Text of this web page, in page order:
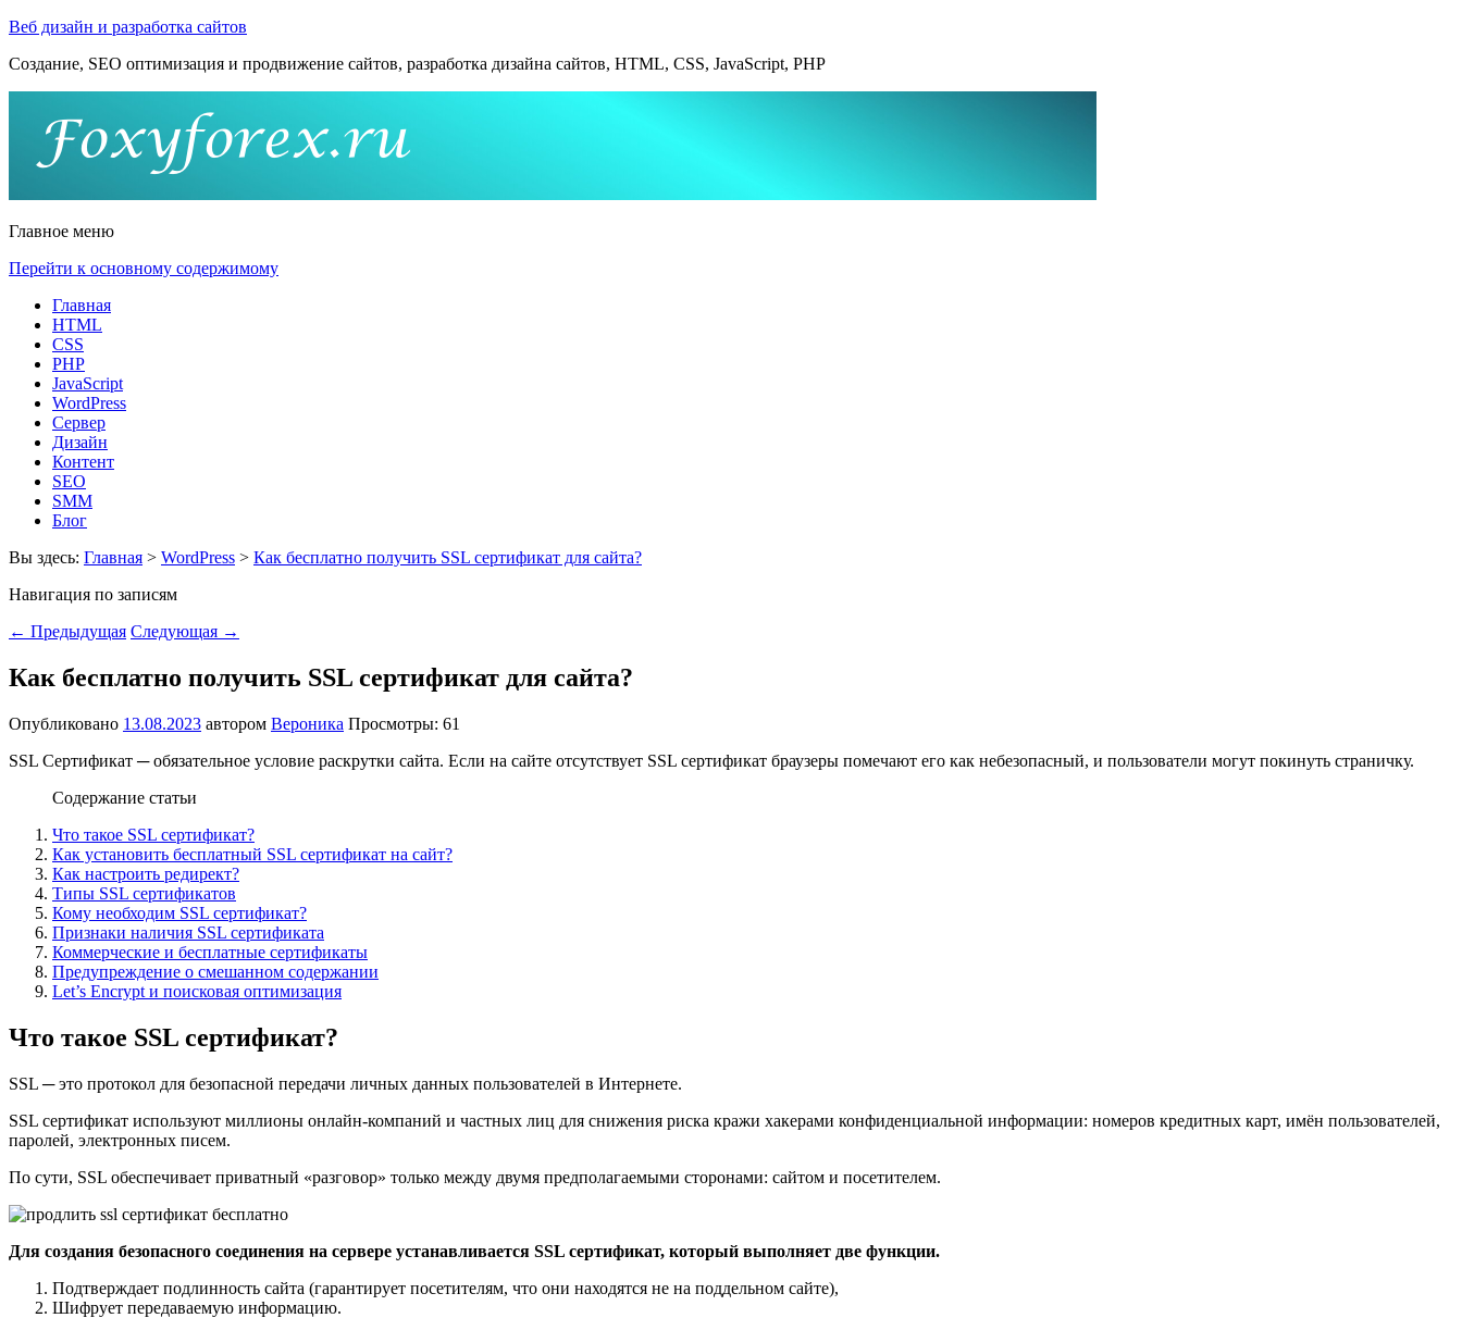
Веб дизайн и разработка сайтов
Создание, SEO оптимизация и продвижение сайтов, разработка дизайна сайтов, HTML, CSS, JavaScript, PHP
Главное меню
Перейти к основному содержимому
Главная
HTML
CSS
PHP
JavaScript
WordPress
Сервер
Дизайн
Контент
SEO
SMM
Блог
Вы здесь: Главная > WordPress > Как бесплатно получить SSL сертификат для сайта?
Навигация по записям
← Предыдущая Следующая →
Как бесплатно получить SSL сертификат для сайта?
Опубликовано 13.08.2023 автором Вероника Просмотры: 61
SSL Сертификат ─ обязательное условие раскрутки сайта. Если на сайте отсутствует SSL сертификат браузеры помечают его как небезопасный, и пользователи могут покинуть страничку.
Содержание статьи
Что такое SSL сертификат?
Как установить бесплатный SSL сертификат на сайт?
Как настроить редирект?
Типы SSL сертификатов
Кому необходим SSL сертификат?
Признаки наличия SSL сертификата
Коммерческие и бесплатные сертификаты
Предупреждение о смешанном содержании
Let’s Encrypt и поисковая оптимизация
Что такое SSL сертификат?
SSL ─ это протокол для безопасной передачи личных данных пользователей в Интернете.
SSL сертификат используют миллионы онлайн-компаний и частных лиц для снижения риска кражи хакерами конфиденциальной информации: номеров кредитных карт, имён пользователей,
паролей, электронных писем.
По сути, SSL обеспечивает приватный «разговор» только между двумя предполагаемыми сторонами: сайтом и посетителем.
Для создания безопасного соединения на сервере устанавливается SSL сертификат, который выполняет две функции.
Подтверждает подлинность сайта (гарантирует посетителям, что они находятся не на поддельном сайте),
Шифрует передаваемую информацию.